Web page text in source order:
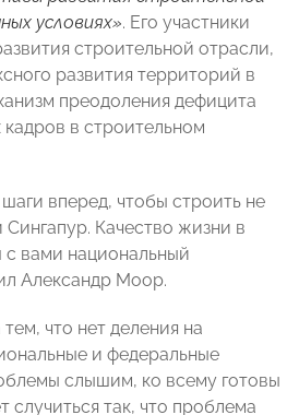
условиях». Его участники
строительной отрасли,
развития территорий в
преодоления дефицита
в строительном
вперед, чтобы строить не
Качество жизни в
вами национальный
Александр Моор.
что нет деления на
и федеральные
слышим, ко всему готовы
случиться так, что проблема